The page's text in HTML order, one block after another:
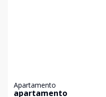
Apartamento
apartamento